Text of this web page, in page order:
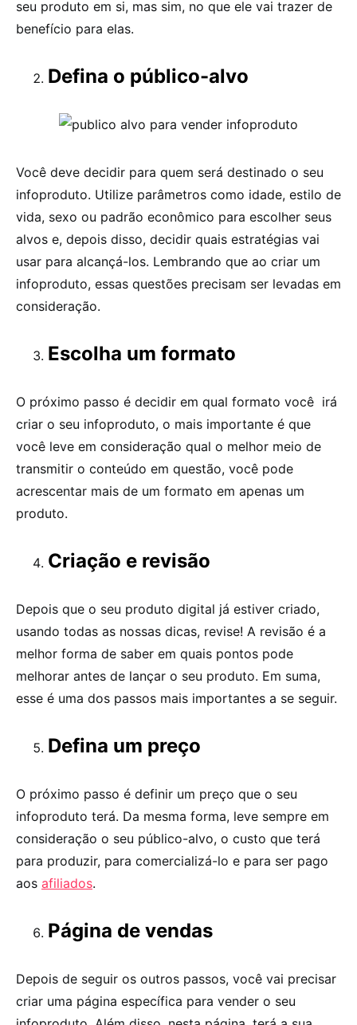
seu produto em si, mas sim, no que ele vai trazer de
benefício para elas.
Defina o público-alvo
Você deve decidir para quem será destinado o seu
infoproduto. Utilize parâmetros como idade, estilo de
vida, sexo ou padrão econômico para escolher seus
alvos e, depois disso, decidir quais estratégias vai
usar para alcançá-los. Lembrando que ao criar um
infoproduto, essas questões precisam ser levadas em
consideração.
Escolha um formato
O próximo passo é decidir em qual formato você irá
criar o seu infoproduto, o mais importante é que
você leve em consideração qual o melhor meio de
transmitir o conteúdo em questão, você pode
acrescentar mais de um formato em apenas um
produto.
Criação e revisão
Depois que o seu produto digital já estiver criado,
usando todas as nossas dicas, revise! A revisão é a
melhor forma de saber em quais pontos pode
melhorar antes de lançar o seu produto. Em suma,
esse é uma dos passos mais importantes a se seguir.
Defina um preço
O próximo passo é definir um preço que o seu
infoproduto terá. Da mesma forma, leve sempre em
consideração o seu público-alvo, o custo que terá
para produzir, para comercializá-lo e para ser pago
aos afiliados.
Página de vendas
Depois de seguir os outros passos, você vai precisar
criar uma página específica para vender o seu